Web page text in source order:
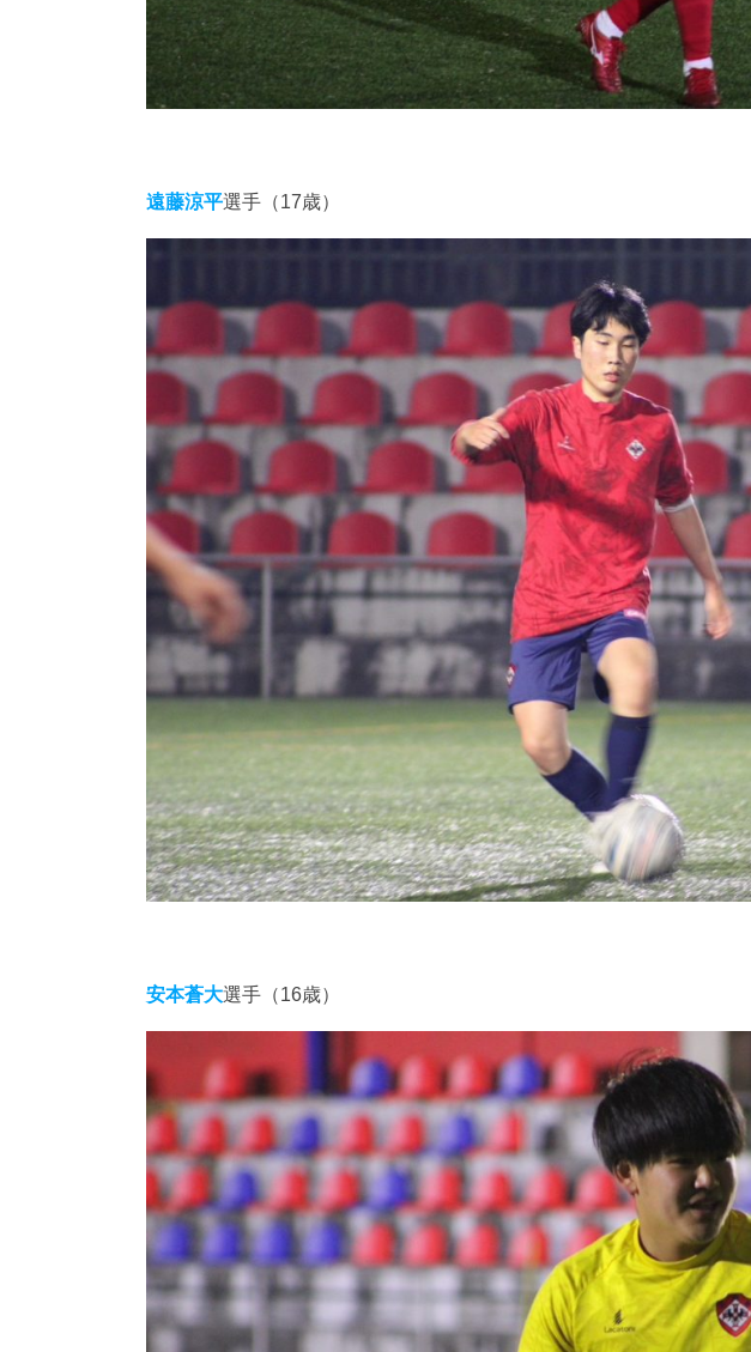
遠藤涼平選手（17歳）
安本蒼大選手（16歳）